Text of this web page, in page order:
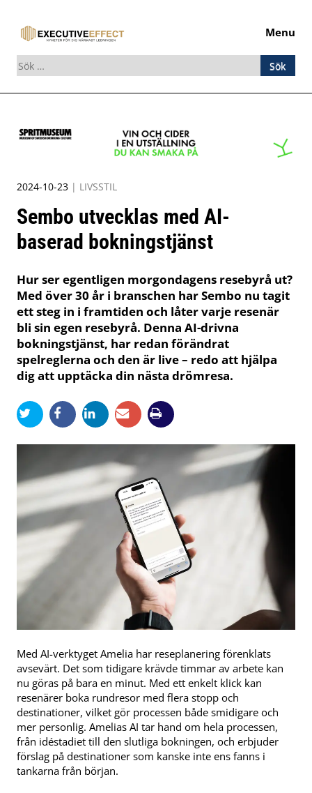
Menu
Sök
efter:
to
2024-10-23 | LIVSSTIL
Sembo utvecklas med AI-
baserad bokningstjänst
Hur ser egentligen morgondagens resebyrå ut?
Med över 30 år i branschen har Sembo nu tagit
ett steg in i framtiden och låter varje resenär
bli sin egen resebyrå. Denna AI-drivna
bokningstjänst, har redan förändrat
spelreglerna och den är live – redo att hjälpa
dig att upptäcka din nästa drömresa.
Med AI-verktyget Amelia har reseplanering förenklats
avsevärt. Det som tidigare krävde timmar av arbete kan
nu göras på bara en minut. Med ett enkelt klick kan
resenärer boka rundresor med flera stopp och
destinationer, vilket gör processen både smidigare och
mer personlig. Amelias AI tar hand om hela processen,
från idéstadiet till den slutliga bokningen, och erbjuder
förslag på destinationer som kanske inte ens fanns i
tankarna från början.